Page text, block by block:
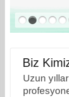
Biz
Uzun